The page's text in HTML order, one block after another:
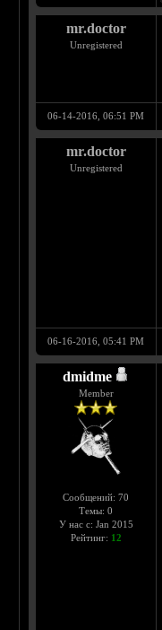
mr.doctor
Unregistered
06-14-2016, 06:51 PM
mr.doctor
Unregistered
06-16-2016, 05:41 PM
dmidme
Member
Сообщений: 70
Темы: 0
У нас с: Jan 2015
Рейтинг: 12